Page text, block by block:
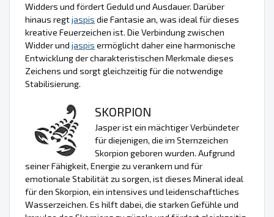
Widders und fördert Geduld und Ausdauer. Darüber
hinaus regtjaspis die Fantasie an, was ideal für dieses
kreative Feuerzeichen ist. Die Verbindung zwischen
Widder und jaspis ermöglicht daher eine harmonische
Entwicklung der charakteristischen Merkmale dieses
Zeichens und sorgt gleichzeitig für die notwendige
Stabilisierung.
SKORPION
Jasper ist ein mächtiger Verbündeter
für diejenigen, die im Sternzeichen
Skorpion geboren wurden. Aufgrund
seiner Fähigkeit, Energie zu verankern und für
emotionale Stabilität zu sorgen, ist dieses Mineral ideal
für den Skorpion, ein intensives und leidenschaftliches
Wasserzeichen. Es hilft dabei, die starken Gefühle und